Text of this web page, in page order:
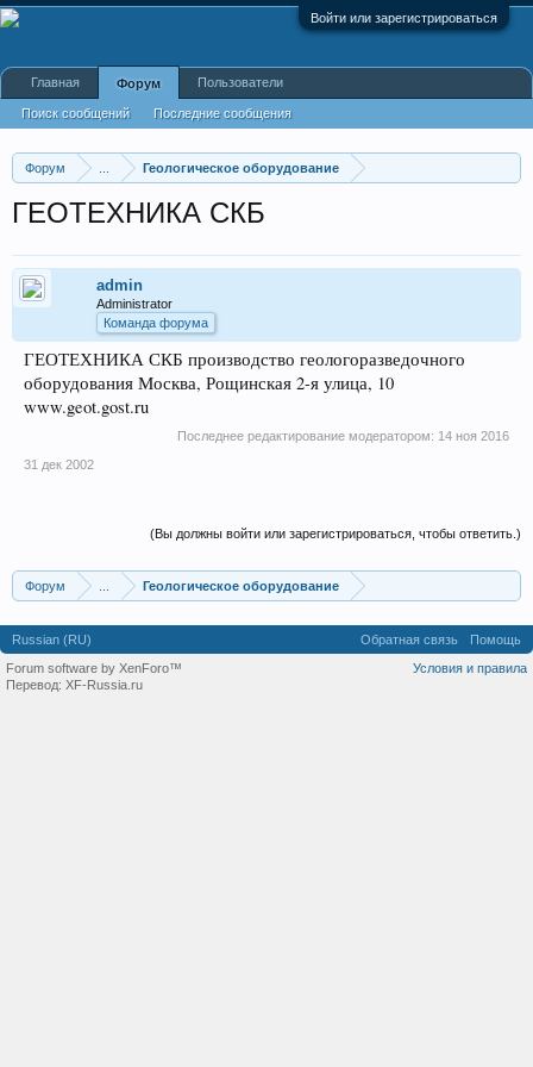
Войти или зарегистрироваться
Форум Геологическое оборудование
ГЕОТЕХНИКА СКБ
admin
Administrator
Команда форума
ГЕОТЕХНИКА СКБ производство геологоразведочного
оборудования Москва, Рощинская 2-я улица, 10
www.geot.gost.ru
Последнее редактирование модератором: 14 ноя 2016
31 дек 2002
(Вы должны войти или зарегистрироваться, чтобы ответить.)
Форум Геологическое оборудование
Главная Форум
Поиск сообщений Последние сообщения
Пользователи
Russian (RU) Обратная связь
Помощь
Условия и правила
Forum software by XenForo™
Перевод: XF-Russia.ru